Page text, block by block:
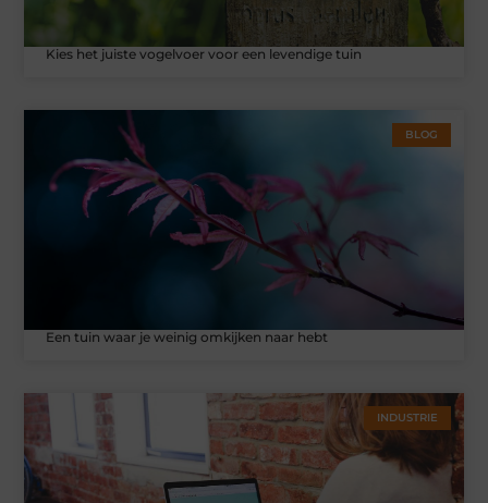
Kies het juiste vogelvoer voor een levendige tuin
BLOG
Een tuin waar je weinig omkijken naar hebt
INDUSTRIE